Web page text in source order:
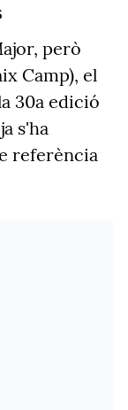
però
Camp), el
30a edició
s'ha
referència